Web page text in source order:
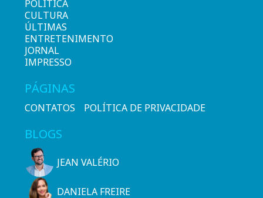
POLÍTICA
CULTURA
ÚLTIMAS
ENTRETENIMENTO
JORNAL
IMPRESSO
PÁGINAS
CONTATOS POLÍTICA DE PRIVACIDADE
BLOGS
JEAN VALÉRIO
DANIELA FREIRE